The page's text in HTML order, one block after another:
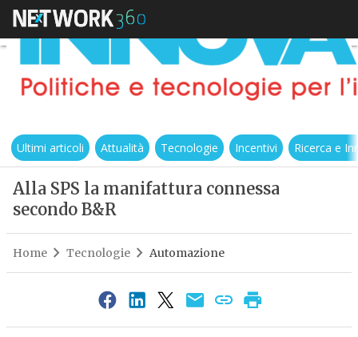
Ultimi articoli Attualità Tecnologie Incentivi Ricerca e
Alla SPS la manifattura connessa
secondo B&R
Home Tecnologie Automazione